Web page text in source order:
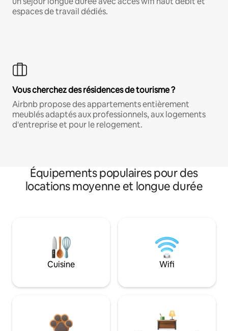
espaces de travail dédiés.
Vous cherchez des résidences de tourisme ?
Airbnb propose des appartements entièrement
meublés adaptés aux professionnels, aux logements
d'entreprise et pour le relogement.
Équipements populaires pour des
locations moyenne et longue durée
Cuisine Wifi